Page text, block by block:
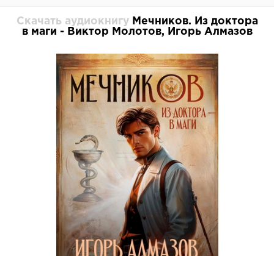
Скачать аудиокнигу Мечников. Из доктора
в маги - Виктор Молотов, Игорь Алмазов